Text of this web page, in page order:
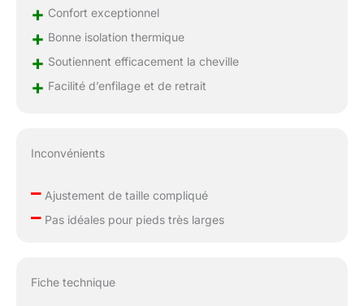
+ Confort exceptionnel
+ Bonne isolation thermique
+ Soutiennent efficacement la cheville
+ Facilité d’enfilage et de retrait
Inconvénients
–Ajustement de taille compliqué
–Pas idéales pour pieds très larges
Fiche technique